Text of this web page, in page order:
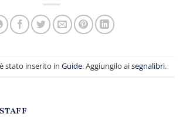
stato inserito in Guide. Aggiungilo aisegnalibri.
STAFF